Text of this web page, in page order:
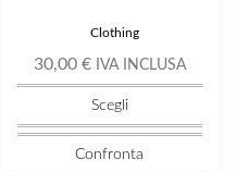
Clothing
30,00 € IVA INCLUSA
Scegli
Confronta